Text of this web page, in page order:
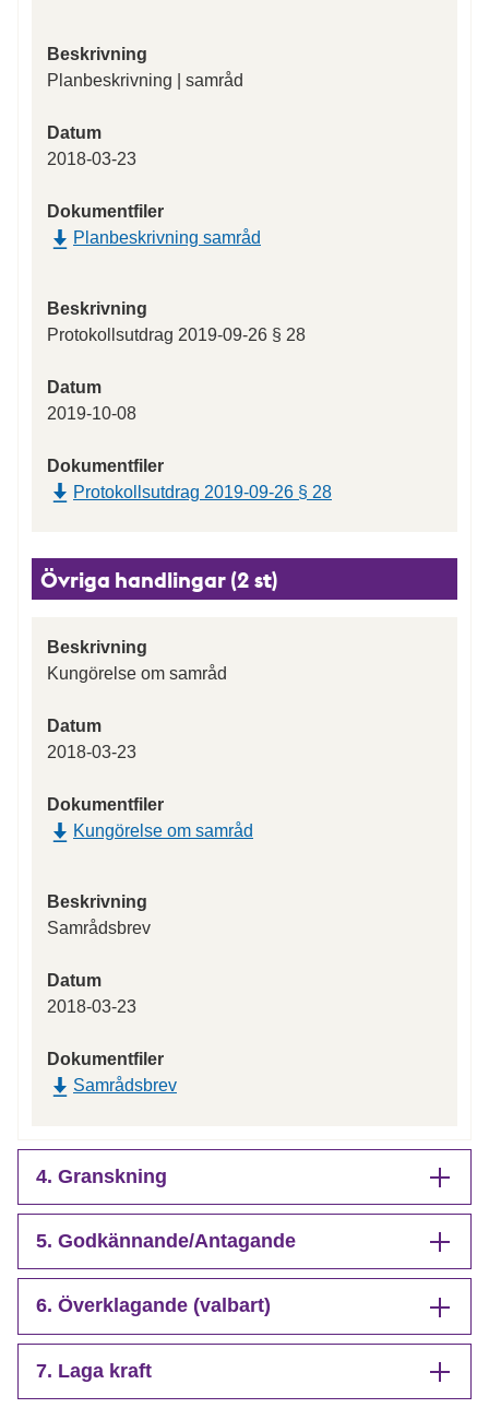
Beskrivning
Planbeskrivning | samråd
Datum
2018-03-23
Dokumentfiler
Planbeskrivning samråd
Beskrivning
Protokollsutdrag 2019-09-26 § 28
Datum
2019-10-08
Dokumentfiler
Protokollsutdrag 2019-09-26 § 28
Övriga handlingar (2 st)
Beskrivning
Kungörelse om samråd
Datum
2018-03-23
Dokumentfiler
Kungörelse om samråd
Beskrivning
Samrådsbrev
Datum
2018-03-23
Dokumentfiler
Samrådsbrev
4. Granskning
5. Godkännande/Antagande
6. Överklagande (valbart)
7. Laga kraft